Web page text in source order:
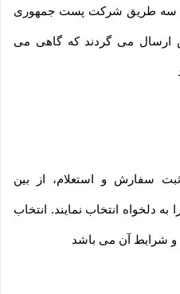
سه طریق شرکت پست جمهوری
ارسال می گردند که گاهی می
سفارش و استعلام، از بین
دلخواه انتخاب نمایند. انتخاب
و شرایط آن می باشد